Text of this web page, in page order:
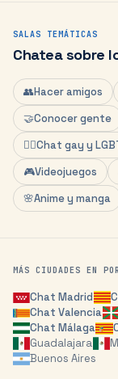
SALAS TEMÁTICAS
Chatea sobre
👥Hacer amigos
🤝Conocer gente
🏳️‍🌈Chat gay y
🎮Videojuegos
🌸Anime y manga
MÁS CIUDADES EN
ChatMadrid
ChatValencia
ChatMálaga
Guadalajara
Buenos Aires